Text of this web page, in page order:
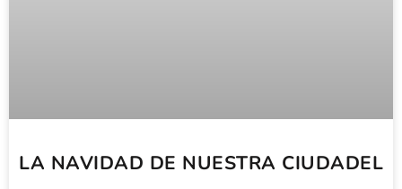
LA NAVIDAD DE NUESTRA CIUDADEL